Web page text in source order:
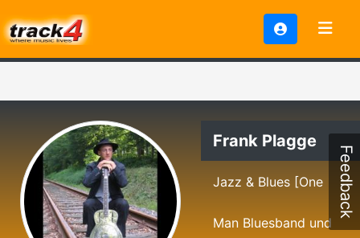
Frank Plagge
Jazz & Blues [One
Man Bluesband und
Feedback